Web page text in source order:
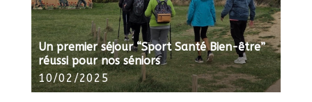
Un premier séjour “Sport Santé Bien-être”
réussi pour nos séniors
10/02/2025